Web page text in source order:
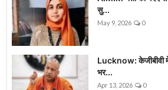
सु...
May 9, 2026 0
Lucknow: केजीबीवी में
भर...
Apr 13, 2026 0